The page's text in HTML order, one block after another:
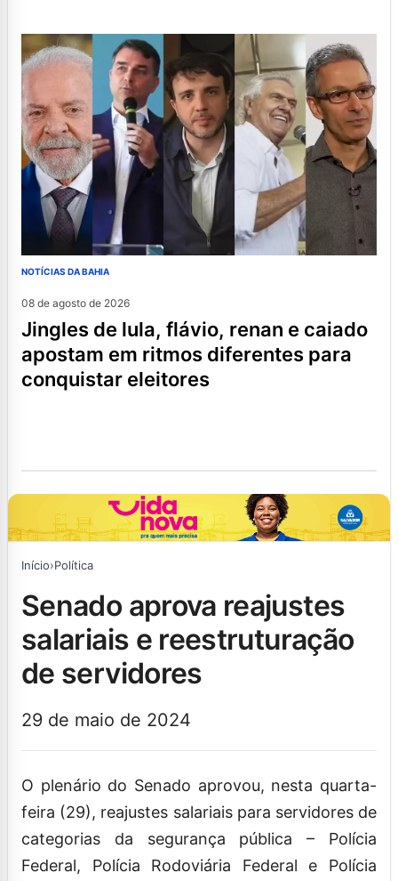
NOTÍCIAS DA BAHIA
08 de agosto de 2026
jingles de lula, flávio, renan e caiado
apostam em ritmos diferentes para
conquistar eleitores
Início›Política
senado aprova reajustes
salariais e reestruturação
de servidores
29 de maio de 2024
O plenário do Senado aprovou, nesta quarta-
feira (29), reajustes salariais para servidores de
categorias da segurança pública – Polícia
Federal, Polícia Rodoviária Federal e Polícia